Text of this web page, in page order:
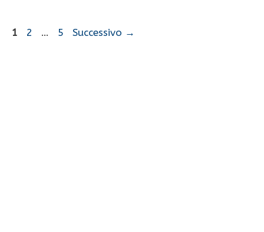
Pagina
1 Pagina
2 … Pagina
5 Successivo →